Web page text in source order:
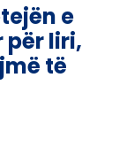
e
për liri,
të